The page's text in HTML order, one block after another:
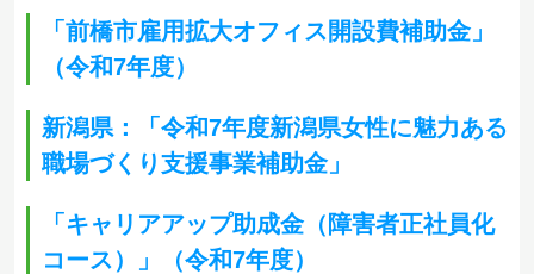
「前橋市雇用拡大オフィス開設費補助金」
（令和7年度）
新潟県：「令和7年度新潟県女性に魅力ある
職場づくり支援事業補助金」
「キャリアアップ助成金（障害者正社員化
コース）」（令和7年度）